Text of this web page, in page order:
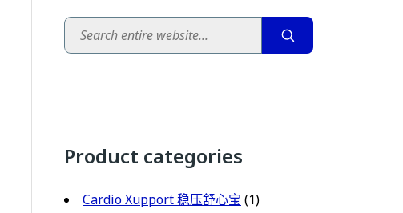
Search
Product categories
Cardio Xupport 稳压舒心宝 (1)